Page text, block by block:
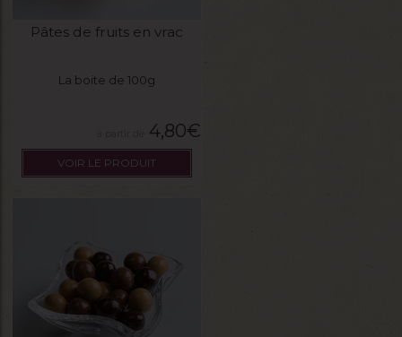
Pâtes de fruits en vrac
La boite de 100g
4,80€
VOIR LE PRODUIT